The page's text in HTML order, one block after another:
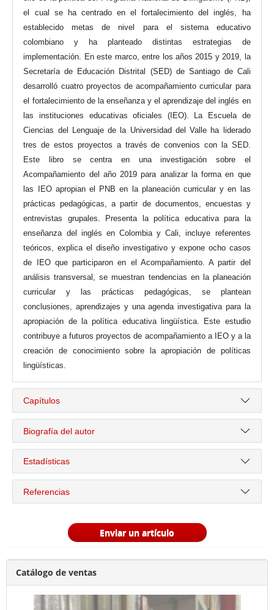
el cual se ha centrado en el fortalecimiento del inglés, ha
establecido metas de nivel para el sistema educativo
colombiano y ha planteado distintas estrategias de
implementación. En este marco, entre los años 2015 y 2019, la
Secretaría de Educación Distrital (SED) de Santiago de Cali
desarrolló cuatro proyectos de acompañamiento curricular para
el fortalecimiento de la enseñanza y el aprendizaje del inglés en
las instituciones educativas oficiales (IEO). La Escuela de
Ciencias del Lenguaje de la Universidad del Valle ha liderado
tres de estos proyectos a través de convenios con la SED.
Este libro se centra en una investigación sobre el
Acompañamiento del año 2019 para analizar la forma en que
las IEO apropian el PNB en la planeación curricular y en las
prácticas pedagógicas, a partir de documentos, encuestas y
entrevistas grupales. Presenta la política educativa para la
enseñanza del inglés en Colombia y Cali, incluye referentes
teóricos, explica el diseño investigativo y expone ocho casos
de IEO que participaron en el Acompañamiento. A partir del
análisis transversal, se muestran tendencias en la planeación
curricular y las prácticas pedagógicas, se plantean
conclusiones, aprendizajes y una agenda investigativa para la
apropiación de la política educativa lingüística. Este estudio
contribuye a futuros proyectos de acompañamiento a IEO y a la
creación de conocimiento sobre la apropiación de políticas
lingüísticas.
Capítulos
Biografía del autor
Estadísticas
Referencias
Enviar un artículo
Catálogo de ventas